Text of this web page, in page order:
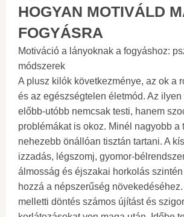
HOGYAN MOTIVÁLD
FOGYÁSRA
Motiváció a lányoknak a fogyáshoz:
módszerek
A plusz kilók következménye, az ok a
és az egészségtelen életmód. Az
előbb-utóbb nemcsak testi, hanem
problémákat is okoz. Minél nagyobb a
nehezebb önállóan tisztán tartani. A
izzadás, légszomj, gyomor-
álmosság és éjszakai horkolás szintén
hozzá a népszerűség
melletti döntés számos újítást és